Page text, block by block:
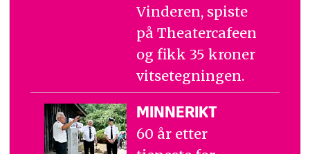
Vinderen, spiste
på Theatercafeen
og fikk 35 kroner
vitsetegningen.
MINNERIKT
60 år etter